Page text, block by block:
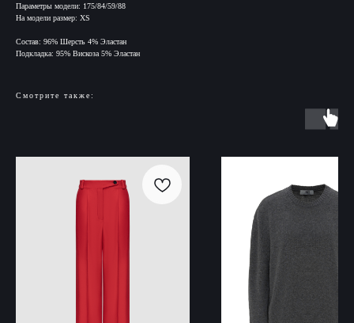
Параметры модели: 175/84/59/88
На модели размер: XS
Состав: 96% Шерсть 4% Эластан
Подкладка: 95% Вискоза 5% Эластан
Смотрите также: